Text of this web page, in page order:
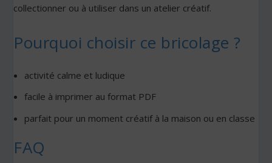
collectionner ou à utiliser dans un atelier créatif.
Pourquoi choisir ce bricolage ?
activité calme et ludique
facile à imprimer au format PDF
parfait pour un moment créatif à la maison ou en classe
FAQ